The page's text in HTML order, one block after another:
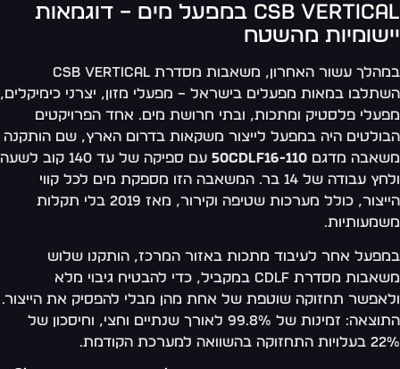
CSB Vertical במפעל מים – דוגמאות
מהשטח
במהלך עשור האחרון, משאבות מסדרת CSB Vertical
במאות מפעלים בישראל – מפעלי מזון, יצרני כימיקלים,
פלסטיק ומתכות, ובתי חרושת מים. אחד הפרויקטים
היה במפעל לייצור משקאות בדרום הארץ, שם הותקנה
מדגם50CDLF16-110
עם ספיקה של עד 140 קוב לשעה
ולחץ עבודה של 14 בר. המשאבה הזו מספקת מים לכל קווי
הייצור, כולל מערכות שטיפה וקירור, מאז 2019 בלי תקלות
אחר לעיבוד מתכות באזור המרכז, הותקנו שלוש
משאבות מסדרת CDLF במקביל, כדי להבטיח גיבוי מלא
תחזוקה שוטפת של אחת מהן מבלי להפסיק את הייצור.
התוצאה: זמינות של 99.8% לאורך שנתיים וחצי, וחיסכון של
בהשוואה למערכת הקודמת.